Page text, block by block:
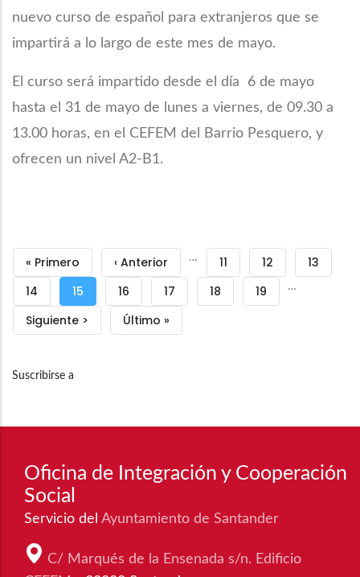
nuevo curso de español para extranjeros que se
impartirá a lo largo de este mes de mayo.
El curso será impartido desde el día 6 de mayo
hasta el 31 de mayo de lunes a viernes, de 09.30 a
13.00 horas, en el CEFEM del Barrio Pesquero, y
ofrecen un nivel A2-B1.
Paginación
Primera
página
« Primero
Página
anterior
‹ Anterior … Página
11 Página
12 Página
13
Página
14
Página
actual
15 Página
16 Página
17 Página
18 Página
19 …
Siguiente
Siguiente >
Última
Último »
Suscribirse a
Oficina de Integración y Cooperación
Social
Servicio del Ayuntamiento de Santander
C/ Marqués de la Ensenada s/n. Edificio